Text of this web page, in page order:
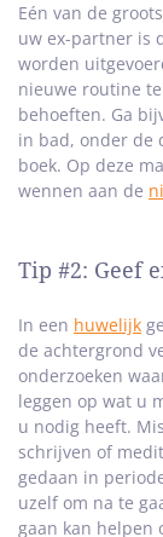
Eén van de
uw ex-partner is
worden
nieuwe routine
behoeften. Ga
in bad, onder de
boek. Op deze
wennen aan de
Tip #2: Geef
In een huwelijk
de achtergrond
onderzoeken
leggen op wat u
u nodig heeft.
schrijven of
gedaan in
uzelf om na te
gaan kan helpen